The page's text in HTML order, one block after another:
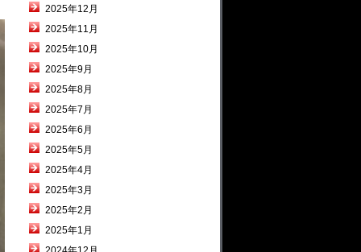
2025年12月
2025年11月
2025年10月
2025年9月
2025年8月
2025年7月
2025年6月
2025年5月
2025年4月
2025年3月
2025年2月
2025年1月